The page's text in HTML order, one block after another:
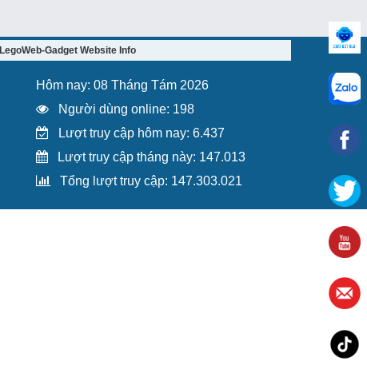
LegoWeb-Gadget Website Info
Hôm nay: 08 Tháng Tám 2026
Người dùng online: 198
Lượt truy cập hôm nay: 6.437
Lượt truy cập tháng này: 147.013
Tổng lượt truy cập: 147.303.021